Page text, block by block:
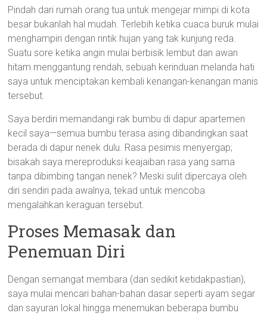
Pindah dari rumah orang tua untuk mengejar mimpi di kota
besar bukanlah hal mudah. Terlebih ketika cuaca buruk mulai
menghampiri dengan rintik hujan yang tak kunjung reda.
Suatu sore ketika angin mulai berbisik lembut dan awan
hitam menggantung rendah, sebuah kerinduan melanda hati
saya untuk menciptakan kembali kenangan-kenangan manis
tersebut.
Saya berdiri memandangi rak bumbu di dapur apartemen
kecil saya—semua bumbu terasa asing dibandingkan saat
berada di dapur nenek dulu. Rasa pesimis menyergap;
bisakah saya mereproduksi keajaiban rasa yang sama
tanpa dibimbing tangan nenek? Meski sulit dipercaya oleh
diri sendiri pada awalnya, tekad untuk mencoba
mengalahkan keraguan tersebut.
Proses Memasak dan
Penemuan Diri
Dengan semangat membara (dan sedikit ketidakpastian),
saya mulai mencari bahan-bahan dasar seperti ayam segar
dan sayuran lokal hingga menemukan beberapa bumbu